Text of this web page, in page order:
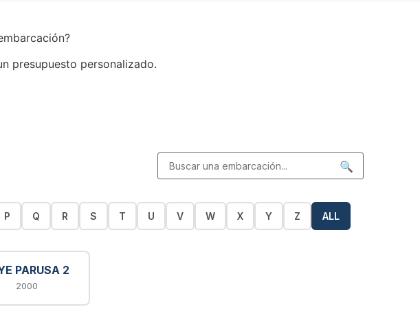
presupuesto personalizado.
🔍
P Q R S T U V W X Y Z ALL
PARUSA 2
2000